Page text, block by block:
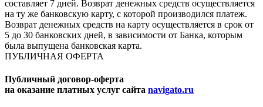
составляет 7 дней. Возврат денежных средств осуществляется
на ту же банковскую карту, с которой производился платеж.
Возврат денежных средств на карту осуществляется в срок от
5 до 30 банковских дней, в зависимости от Банка, которым
была выпущена банковская карта.
ПУБЛИЧНАЯ ОФЕРТА
Публичный договор-оферта
на оказание платных услуг сайта navigato.ru